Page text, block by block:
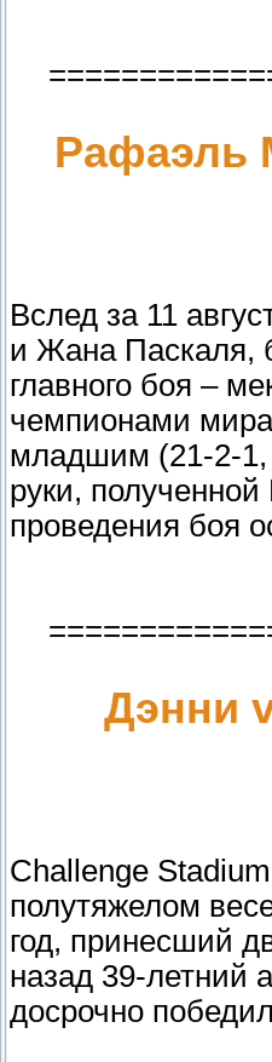
Рафаэль
Вслед за 11
и Жана Паскаля,
главного боя –
чемпионами
младшим (21-2-1,
руки,
проведения боя
Дэнни
Challenge
полутяжелом
год, принесший
назад 39-летний
досрочно